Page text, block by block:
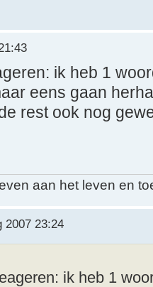
ik heb 1
eens gaan
rest ook nog
aan het leven en
2007 23:24
ik heb 1